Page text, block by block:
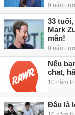
9 năm
33 tuổi,
Mark
mắn!
9 năm
Nếu
chat,
10 năm
Đâu là